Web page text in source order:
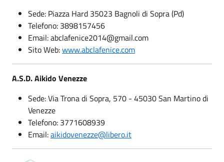
Sede: Piazza Hard 35023 Bagnoli di Sopra (Pd)
Telefono: 3898157456
Email: abclafenice2014@gmail.com
Sito Web:www.abclafenice.com
A.S.D. Aikido Venezze
Sede: Via Trona di Sopra, 570 - 45030 San Martino di
Venezze
Telefono: 3771608939
Email:aikidovenezze@libero.it